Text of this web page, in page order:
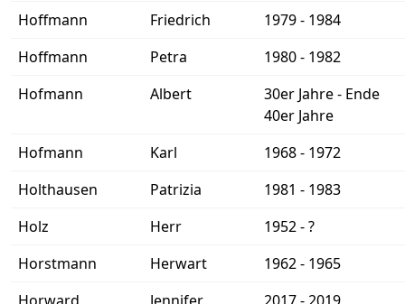
Hoffmann
Friedrich
1979 - 1984
Hoffmann
Petra
1980 - 1982
Hofmann
Albert
30er Jahre - Ende
40er Jahre
Hofmann
Karl
1968 - 1972
Holthausen
Patrizia
1981 - 1983
Holz
Herr
1952 - ?
Horstmann
Herwart
1962 - 1965